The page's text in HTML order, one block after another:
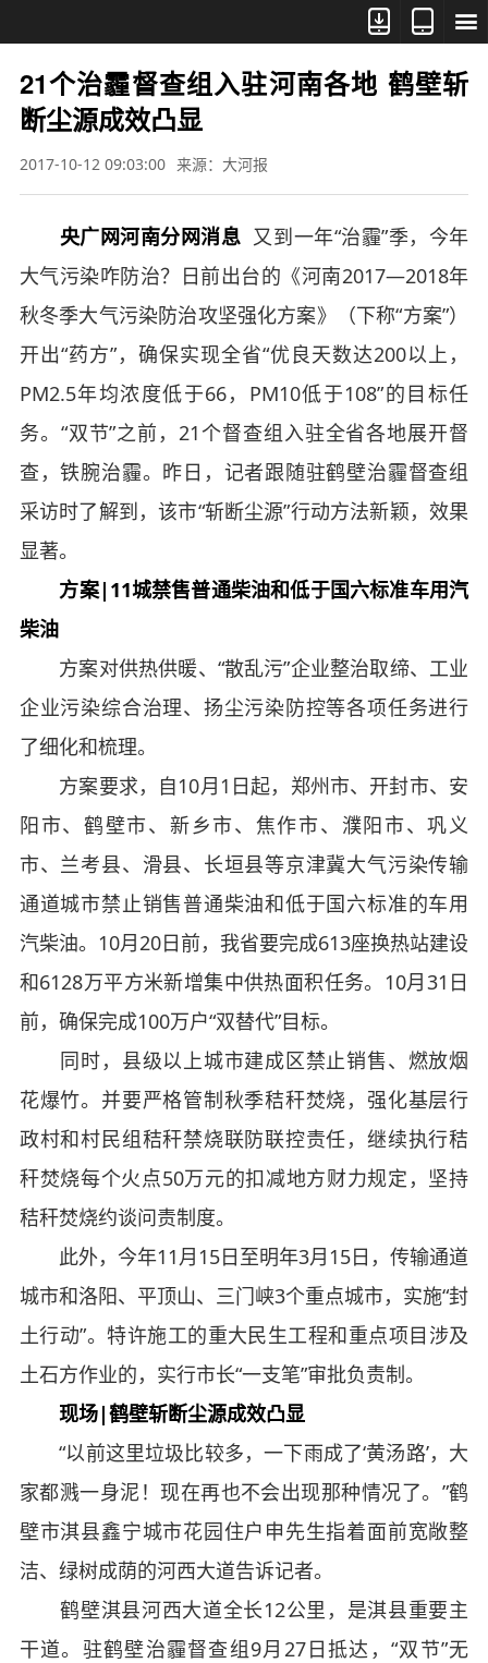



21个治霾督查组入驻河南各地 鹤壁斩
断尘源成效凸显
2017-10-12 09:03:00 来源：大河报
央广网河南分网消息 又到一年“治霾”季，今年
大气污染咋防治？日前出台的《河南2017—2018年
秋冬季大气污染防治攻坚强化方案》（下称“方案”）
开出“药方”，确保实现全省“优良天数达200以上，
PM2.5年均浓度低于66，PM10低于108”的目标任
务。“双节”之前，21个督查组入驻全省各地展开督
查，铁腕治霾。昨日，记者跟随驻鹤壁治霾督查组
采访时了解到，该市“斩断尘源”行动方法新颖，效果
显著。
方案|11城禁售普通柴油和低于国六标准车用汽
柴油
方案对供热供暖、“散乱污”企业整治取缔、工业
企业污染综合治理、扬尘污染防控等各项任务进行
了细化和梳理。
方案要求，自10月1日起，郑州市、开封市、安
阳市、鹤壁市、新乡市、焦作市、濮阳市、巩义
市、兰考县、滑县、长垣县等京津冀大气污染传输
通道城市禁止销售普通柴油和低于国六标准的车用
汽柴油。10月20日前，我省要完成613座换热站建设
和6128万平方米新增集中供热面积任务。10月31日
前，确保完成100万户“双替代”目标。
同时，县级以上城市建成区禁止销售、燃放烟
花爆竹。并要严格管制秋季秸秆焚烧，强化基层行
政村和村民组秸秆禁烧联防联控责任，继续执行秸
秆焚烧每个火点50万元的扣减地方财力规定，坚持
秸秆焚烧约谈问责制度。
此外，今年11月15日至明年3月15日，传输通道
城市和洛阳、平顶山、三门峡3个重点城市，实施“封
土行动”。特许施工的重大民生工程和重点项目涉及
土石方作业的，实行市长“一支笔”审批负责制。
现场|鹤壁斩断尘源成效凸显
“以前这里垃圾比较多，一下雨成了‘黄汤路’，大
家都溅一身泥！现在再也不会出现那种情况了。”鹤
壁市淇县鑫宁城市花园住户申先生指着面前宽敞整
洁、绿树成荫的河西大道告诉记者。
鹤壁淇县河西大道全长12公里，是淇县重要主
干道。驻鹤壁治霾督查组9月27日抵达，“双节”无